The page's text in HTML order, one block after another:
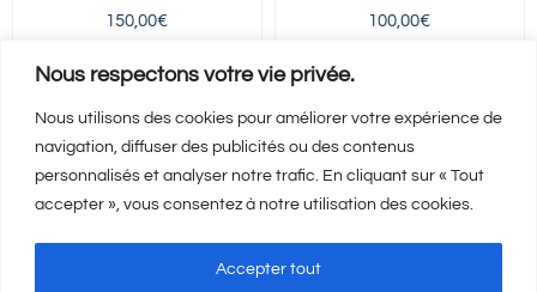
Nous respectons votre vie privée.
Nous utilisons des cookies pour améliorer votre expérience de
navigation, diffuser des publicités ou des contenus
personnalisés et analyser notre trafic. En cliquant sur « Tout
accepter », vous consentez à notre utilisation des cookies.
Accepter tout
150,00€
FRANCE entière
Ajouter au panier
Détails
100,00€
Ajouter au panier
Détails